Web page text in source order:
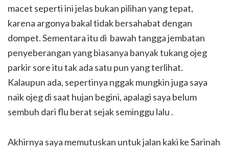
macet seperti ini jelas bukan pilihan yang tepat,
karena argonya bakal tidak bersahabat dengan
dompet. Sementara itu di bawah tangga jembatan
penyeberangan yang biasanya banyak tukang ojeg
parkir sore itu tak ada satu pun yang terlihat.
Kalaupun ada, sepertinya nggak mungkin juga saya
naik ojeg di saat hujan begini, apalagi saya belum
sembuh dari flu berat sejak seminggu lalu .
Akhirnya saya memutuskan untuk jalan kaki ke Sarinah